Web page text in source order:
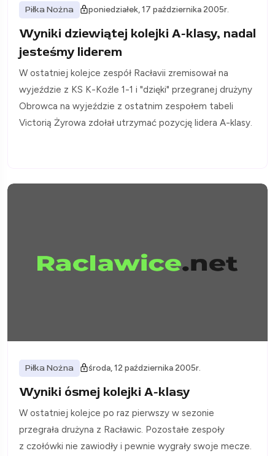
Piłka Nożna poniedziałek, 17 października 2005r.
Wyniki dziewiątej kolejki A-klasy, nadal
jesteśmy liderem
W ostatniej kolejce zespół Racłavii zremisował na
wyjeździe z KS K-Koźle 1-1 i "dzięki" przegranej drużyny
Obrowca na wyjeździe z ostatnim zespołem tabeli
Victorią Żyrowa zdołał utrzymać pozycję lidera A-klasy.
Piłka Nożna środa, 12 października 2005r.
Wyniki ósmej kolejki A-klasy
W ostatniej kolejce po raz pierwszy w sezonie
przegrała drużyna z Racławic. Pozostałe zespoły
z czołówki nie zawiodły i pewnie wygrały swoje mecze.